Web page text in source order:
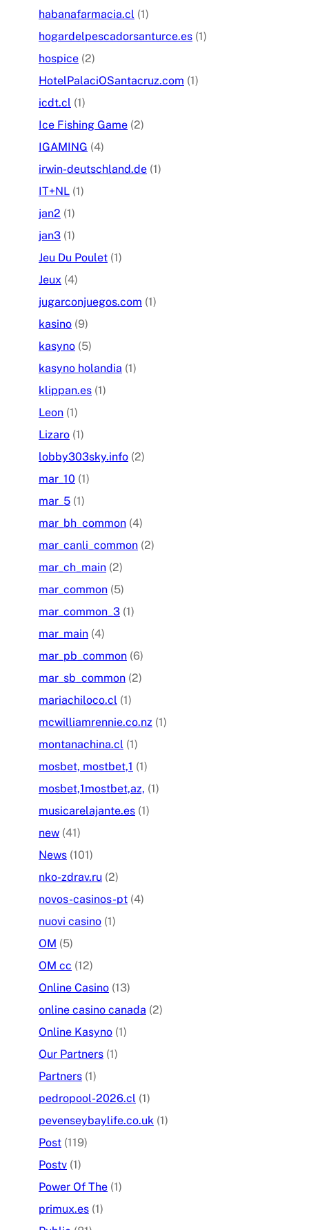
habanafarmacia.cl (1)
hogardelpescadorsanturce.es (1)
hospice (2)
HotelPalaciOSantacruz.com (1)
icdt.cl (1)
Ice Fishing Game (2)
IGAMING (4)
irwin-deutschland.de (1)
IT+NL (1)
jan2 (1)
jan3 (1)
Jeu Du Poulet (1)
Jeux (4)
jugarconjuegos.com (1)
kasino (9)
kasyno (5)
kasyno holandia (1)
klippan.es (1)
Leon (1)
Lizaro (1)
lobby303sky.info (2)
mar_10 (1)
mar_5 (1)
mar_bh_common (4)
mar_canli_common (2)
mar_ch_main (2)
mar_common (5)
mar_common_3 (1)
mar_main (4)
mar_pb_common (6)
mar_sb_common (2)
mariachiloco.cl (1)
mcwilliamrennie.co.nz (1)
montanachina.cl (1)
mosbet, mostbet,1 (1)
mosbet,1mostbet,az, (1)
musicarelajante.es (1)
new (41)
News (101)
nko-zdrav.ru (2)
novos-casinos-pt (4)
nuovi casino (1)
OM (5)
OM cc (12)
Online Casino (13)
online casino canada (2)
Online Kasyno (1)
Our Partners (1)
Partners (1)
pedropool-2026.cl (1)
pevenseybaylife.co.uk (1)
Post (119)
Postv (1)
Power Of The (1)
primux.es (1)